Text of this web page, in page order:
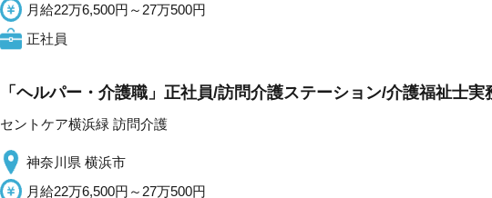
月給22万6,500円～27万500円
正社員
「ヘルパー・介護職」正社員/訪問介護ステーション/介護福祉士
セントケア横浜緑 訪問介護
神奈川県 横浜市
月給22万6,500円～27万500円